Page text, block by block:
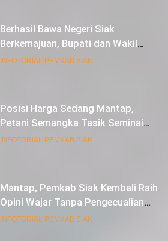
Berhasil Bawa Negeri Siak
Berkemajuan, Bupati dan Wakil
Bupati Siak Terima Gelar Adat
INFOTORIAL PEMKAB SIAK
Posisi Harga Sedang Mantap,
Petani Semangka Tasik Seminai
Raup Untung
INFOTORIAL PEMKAB SIAK
Mantap, Pemkab Siak Kembali Raih
Opini Wajar Tanpa Pengecualian
ke-13 Dari BPK RI.
INFOTORIAL PEMKAB SIAK